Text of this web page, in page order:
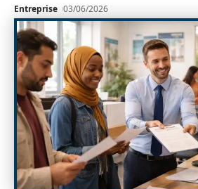
Entreprise 03/06/2026